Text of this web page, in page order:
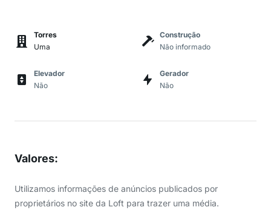
Torres
Uma
Construção
Não informado
Elevador
Não
Gerador
Não
Valores:
Utilizamos informações de anúncios publicados por
proprietários no site da Loft para trazer uma média.